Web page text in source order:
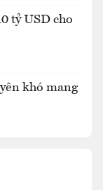
tỷ USD cho
khó mang